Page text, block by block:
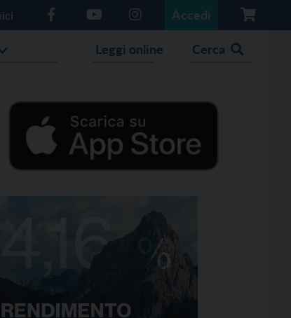
Accedi
Leggi online Cerca